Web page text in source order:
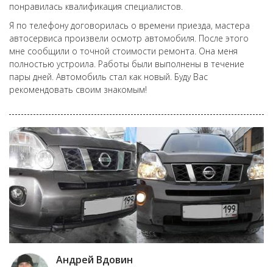
понравилась квалификация специалистов.
Я по телефону договорилась о времени приезда, мастера
автосервиса произвели осмотр автомобиля. После этого
мне сообщили о точной стоимости ремонта. Она меня
полностью устроила. Работы были выполнены в течение
пары дней. Автомобиль стал как новый. Буду Вас
рекомендовать своим знакомым!
Андрей Вдовин